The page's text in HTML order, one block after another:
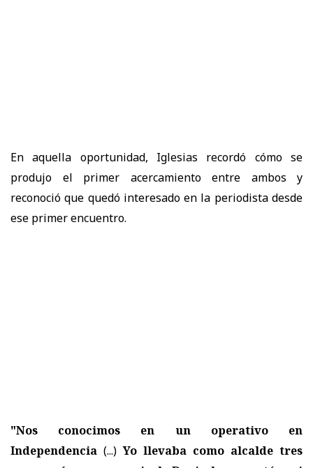
En aquella oportunidad, Iglesias recordó cómo se
produjo el primer acercamiento entre ambos y
reconoció que quedó interesado en la periodista desde
ese primer encuentro.
"Nos conocimos en un operativo en
Independencia (...)Yo llevaba como alcalde tres